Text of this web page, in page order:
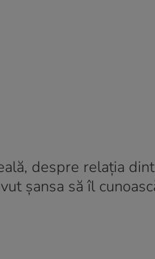
despre relaţia
şansa să îl